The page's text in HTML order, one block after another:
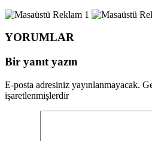
YORUMLAR
Bir yanıt yazın
E-posta adresiniz yayınlanmayacak.
işaretlenmişlerdir